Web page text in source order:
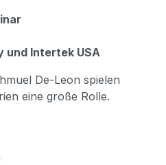
und Intertek USA
De-Leon spielen
eine große Rolle.